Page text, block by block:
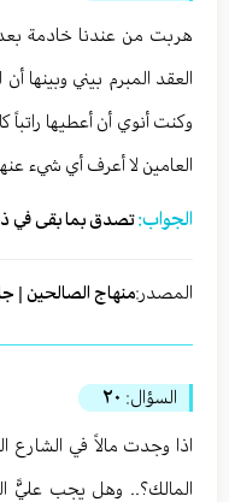
العقد المبرم بيني وبينها
وكنت أنوي أن أعطيها راتباً
العامين لا أعرف أي شيء
الجواب:تصدق بما بقى في
المصدر:منهاج الصالحين | جلد ٢ - استفتاءات موقع مكتب
السؤال: ٢٠
اذا وجدت مالاً في الشارع
المالك؟.. وهل يجب عليًّ